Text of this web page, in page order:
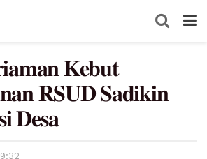
𝐊𝐞𝐛𝐮𝐭
𝐑𝐒𝐔𝐃 𝐒𝐚𝐝𝐢𝐤𝐢𝐧
𝐃𝐞𝐬𝐚